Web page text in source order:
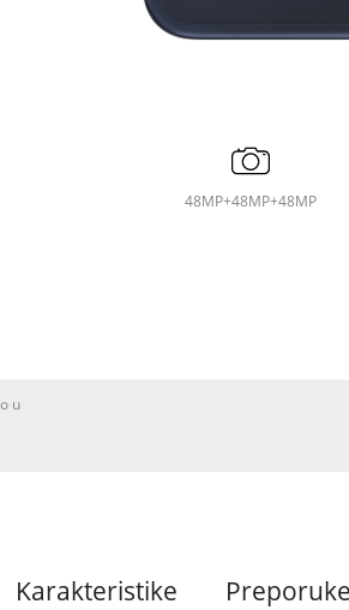
48MP+48MP+48MP
u
Karakteristike Preporuke